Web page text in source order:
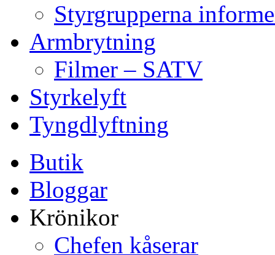
Styrgrupperna
Armbrytning
Filmer – SATV
Styrkelyft
Tyngdlyftning
Butik
Bloggar
Krönikor
Chefen kåserar